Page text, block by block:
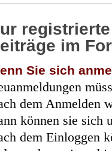
im
Sie sich
dem Anmelden
können sie sich
dem Einloggen